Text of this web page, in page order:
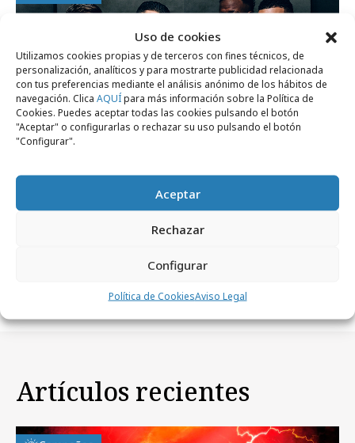
Uso de cookies
Utilizamos cookies propias y de terceros con fines técnicos, de
personalización, analíticos y para mostrarte publicidad relacionada
con tus preferencias mediante el análisis anónimo de los hábitos de
navegación. Clica AQUÍpara más información sobre la Política de
Cookies. Puedes aceptar todas las cookies pulsando el botón
"Aceptar" o configurarlas o rechazar su uso pulsando el botón
"Configurar".
Aceptar
Rechazar
Configurar
Política de CookiesAviso Legal
LEGO reúne a Ronaldo, Mbappé, Messi y
Artículos recientes